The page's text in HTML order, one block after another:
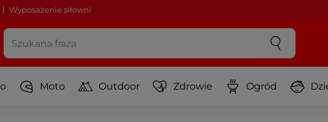
Wyposażenie siłowni
Moto Outdoor Zdrowie Ogród